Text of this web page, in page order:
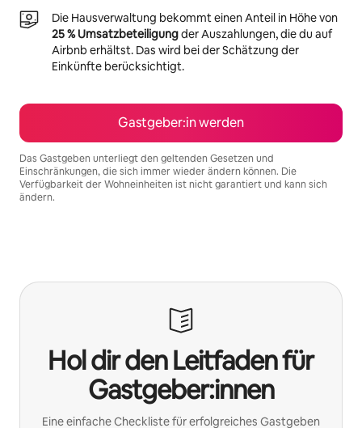
Die Hausverwaltung bekommt einen Anteil in Höhe von
25 % Umsatzbeteiligungder Auszahlungen, die du auf
Airbnb erhältst. Das wird bei der Schätzung der
Einkünfte berücksichtigt.
Gastgeber:in werden
Das Gastgeben unterliegt den geltenden Gesetzen und
Einschränkungen, die sich immer wieder ändern können. Die
Verfügbarkeit der Wohneinheiten ist nicht garantiert und kann sich
ändern.
Hol dir den Leitfaden für
Gastgeber:innen
Eine einfache Checkliste für erfolgreiches Gastgeben